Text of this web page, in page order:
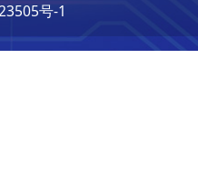
号-1